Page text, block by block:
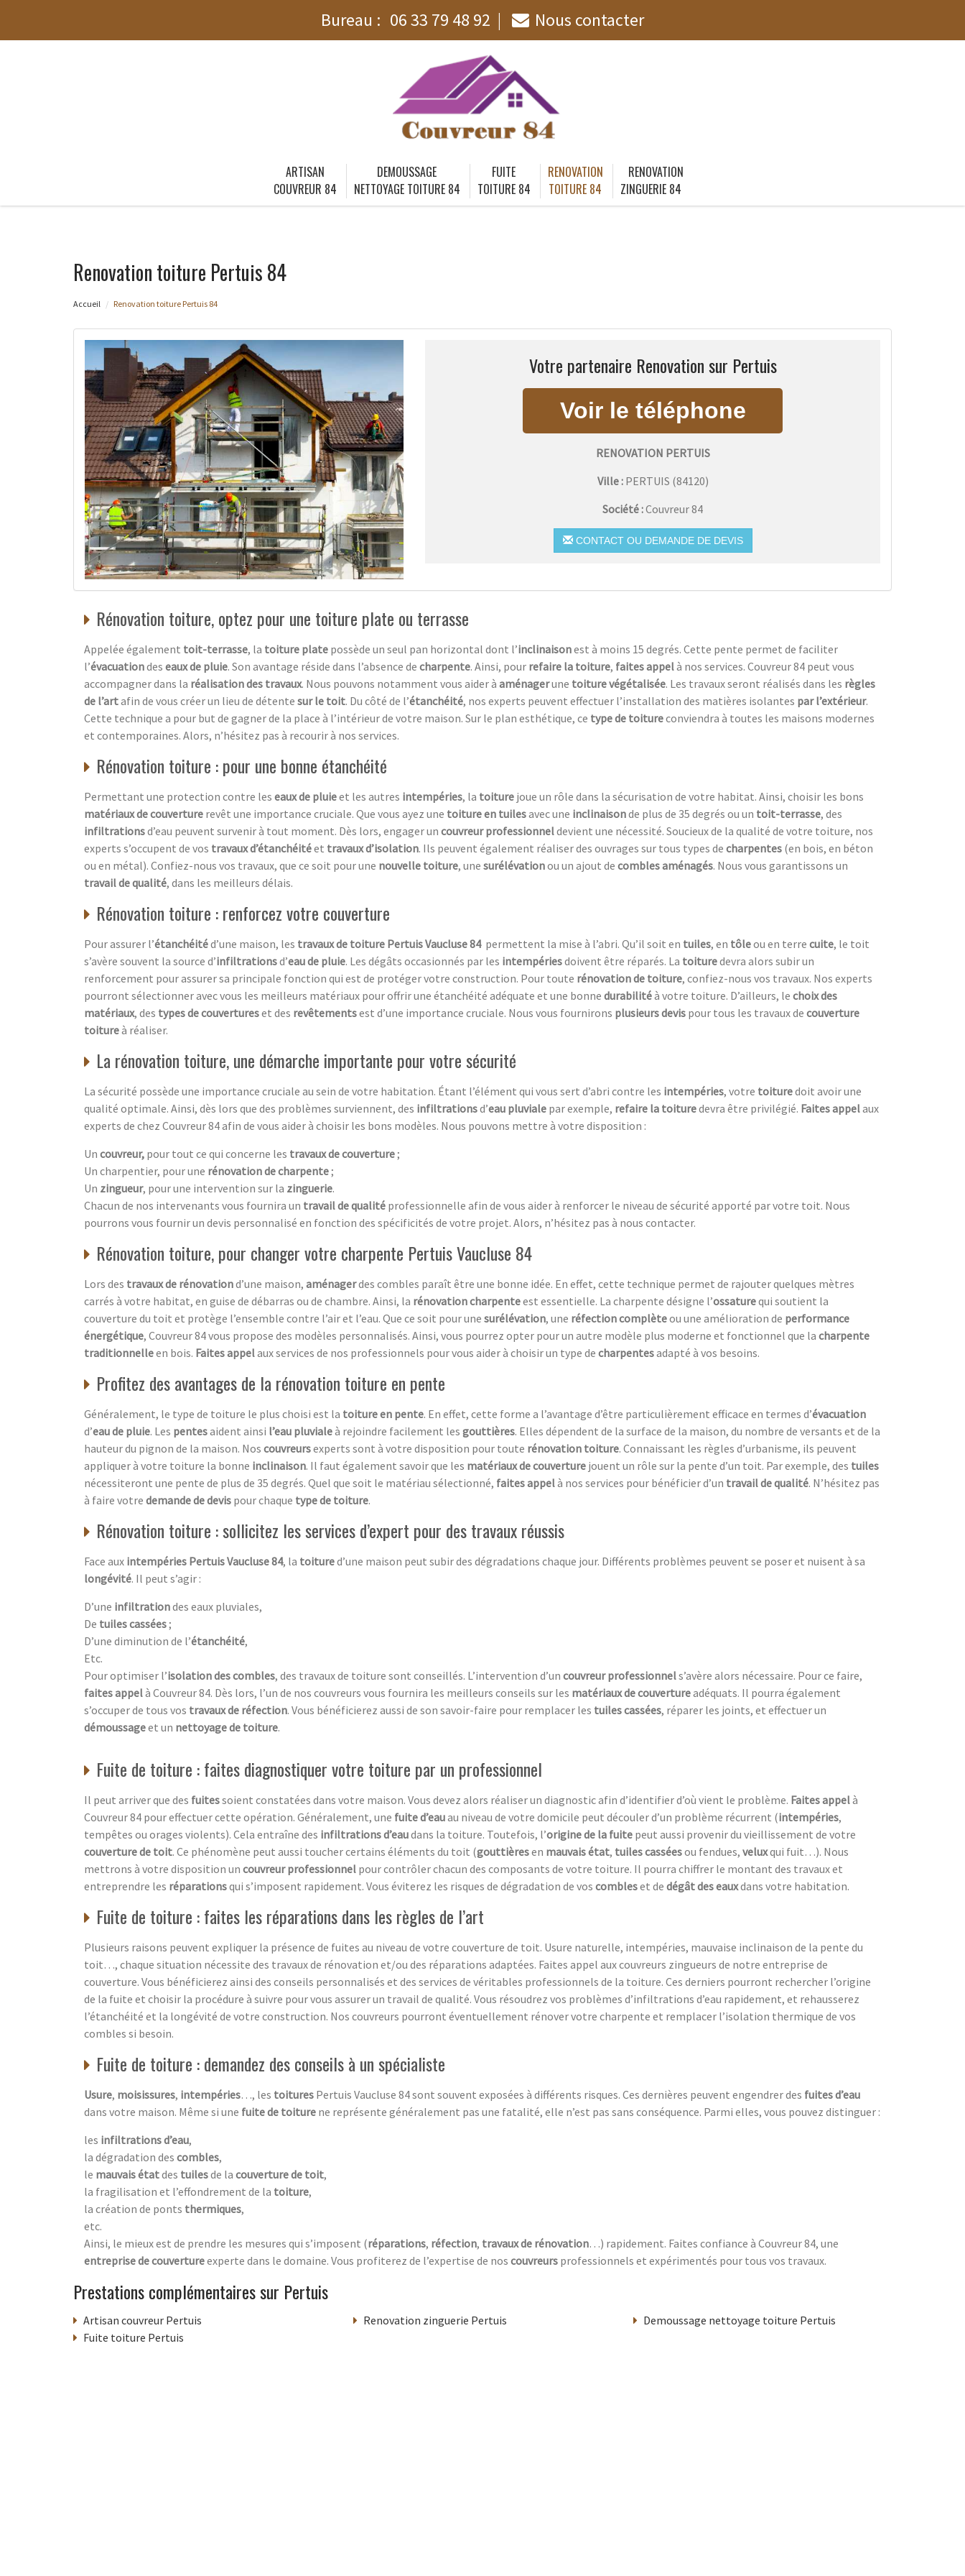
Bureau : 06 33 79 48 92 Nous contacter
ARTISAN
COUVREUR 84
DEMOUSSAGE
NETTOYAGE TOITURE 84
FUITE
TOITURE 84
RENOVATION
TOITURE 84
RENOVATION
ZINGUERIE 84
Renovation toiture Pertuis 84
Accueil Renovation toiture Pertuis 84
Votre partenaire Renovation sur Pertuis
RENOVATION PERTUIS
Ville : PERTUIS (84120)
Société :Couvreur 84
CONTACT OU DEMANDE DE DEVIS
Rénovation toiture, optez pour une toiture plate ou terrasse
Appelée également toit-terrasse, la toiture plate possède un seul pan horizontal dont l’inclinaisonest à moins 15 degrés. Cette pente permet de faciliter
l’évacuationdes eaux de pluie. Son avantage réside dans l’absence de charpente. Ainsi, pour refaire la toiture, faites appelà nos services. Couvreur 84 peut vous
accompagner dans la réalisation des travaux. Nous pouvons notamment vous aider à aménagerune toiture végétalisée. Les travaux seront réalisés dans les règles
de l’artafin de vous créer un lieu de détente sur le toit. Du côté de l’étanchéité, nos experts peuvent effectuer l’installation des matières isolantes par l’extérieur.
Cette technique a pour but de gagner de la place à l’intérieur de votre maison. Sur le plan esthétique, ce type de toitureconviendra à toutes les maisons modernes
et contemporaines. Alors, n’hésitez pas à recourir à nos services.
Rénovation toiture : pour une bonne étanchéité
Permettant une protection contre les eaux de pluieet les autres intempéries, la toiture joue un rôle dans la sécurisation de votre habitat. Ainsi, choisir les bons
matériaux de couverture revêt une importance cruciale. Que vous ayez une toiture en tuilesavec une inclinaisonde plus de 35 degrés ou un toit-terrasse, des
infiltrationsd’eau peuvent survenir à tout moment. Dès lors, engager un couvreur professionneldevient une nécessité. Soucieux de la qualité de votre toiture, nos
experts s’occupent de vos travaux d’étanchéitéet travaux d’isolation. Ils peuvent également réaliser des ouvrages sur tous types de charpentes (en bois, en béton
ou en métal). Confiez-nous vos travaux, que ce soit pour une nouvelle toiture, une surélévationou un ajout de combles aménagés. Nous vous garantissons un
travail de qualité, dans les meilleurs délais.
Rénovation toiture : renforcez votre couverture
Pour assurer l’étanchéitéd’une maison, les travaux de toiture Pertuis Vaucluse 84 permettent la mise à l’abri. Qu’il soit en tuiles, en tôleou en terre cuite, le toit
s’avère souvent la source d’infiltrationsd’eau de pluie. Les dégâts occasionnés par les intempériesdoivent être réparés. La toituredevra alors subir un
renforcement pour assurer sa principale fonction qui est de protéger votre construction. Pour toute rénovation de toiture, confiez-nous vos travaux. Nos experts
pourront sélectionner avec vous les meilleurs matériaux pour offrir une étanchéité adéquate et une bonne durabilitéà votre toiture. D’ailleurs, le choix des
matériaux, des types de couvertureset des revêtementsest d’une importance cruciale. Nous vous fournirons plusieurs devis pour tous les travaux de couverture
toitureà réaliser.
La rénovation toiture, une démarche importante pour votre sécurité
La sécurité possède une importance cruciale au sein de votre habitation. Étant l’élément qui vous sert d’abri contre les intempéries, votre toituredoit avoir une
qualité optimale. Ainsi, dès lors que des problèmes surviennent, des infiltrationsd’eau pluviale par exemple, refaire la toituredevra être privilégié. Faites appelaux
experts de chez Couvreur 84 afin de vous aider à choisir les bons modèles. Nous pouvons mettre à votre disposition :
Un couvreur, pour tout ce qui concerne les travaux de couverture ;
Un charpentier, pour une rénovation de charpente ;
Un zingueur, pour une intervention sur la zinguerie.
Chacun de nos intervenants vous fournira un travail de qualité professionnelle afin de vous aider à renforcer le niveau de sécurité apporté par votre toit. Nous
pourrons vous fournir un devis personnalisé en fonction des spécificités de votre projet. Alors, n’hésitez pas à nous contacter.
Rénovation toiture, pour changer votre charpente Pertuis Vaucluse 84
Lors des travaux de rénovationd’une maison, aménagerdes combles paraît être une bonne idée. En effet, cette technique permet de rajouter quelques mètres
carrés à votre habitat, en guise de débarras ou de chambre. Ainsi, la rénovation charpenteest essentielle. La charpente désigne l’ossaturequi soutient la
couverture du toit et protège l’ensemble contre l’air et l’eau. Que ce soit pour une surélévation, une réfection complèteou une amélioration de performance
énergétique, Couvreur 84 vous propose des modèles personnalisés. Ainsi, vous pourrez opter pour un autre modèle plus moderne et fonctionnel que la charpente
traditionnelleen bois. Faites appelaux services de nos professionnels pour vous aider à choisir un type de charpentesadapté à vos besoins.
Profitez des avantages de la rénovation toiture en pente
Généralement, le type de toiture le plus choisi est la toiture en pente. En effet, cette forme a l’avantage d’être particulièrement efficace en termes d’évacuation
d’eau de pluie. Les pentesaident ainsi l’eau pluvialeà rejoindre facilement les gouttières. Elles dépendent de la surface de la maison, du nombre de versants et de la
hauteur du pignon de la maison. Nos couvreursexperts sont à votre disposition pour toute rénovation toiture. Connaissant les règles d’urbanisme, ils peuvent
appliquer à votre toiture la bonne inclinaison. Il faut également savoir que les matériaux de couverture jouent un rôle sur la pente d’un toit. Par exemple, des tuiles
nécessiteront une pente de plus de 35 degrés. Quel que soit le matériau sélectionné, faites appelà nos services pour bénéficier d’un travail de qualité. N’hésitez pas
à faire votre demande de devis pour chaque type de toiture.
Rénovation toiture : sollicitez les services d’expert pour des travaux réussis
Face aux intempéries Pertuis Vaucluse 84, la toitured’une maison peut subir des dégradations chaque jour. Différents problèmes peuvent se poser et nuisent à sa
longévité. Il peut s’agir :
D’une infiltrationdes eaux pluviales,
De tuiles cassées ;
D’une diminution de l’étanchéité,
Etc.
Pour optimiser l’isolation des combles, des travaux de toiture sont conseillés. L’intervention d’un couvreur professionnels’avère alors nécessaire. Pour ce faire,
faites appelà Couvreur 84. Dès lors, l’un de nos couvreurs vous fournira les meilleurs conseils sur les matériaux de couvertureadéquats. Il pourra également
s’occuper de tous vos travaux de réfection. Vous bénéficierez aussi de son savoir-faire pour remplacer les tuiles cassées, réparer les joints, et effectuer un
démoussageet un nettoyage de toiture.
Fuite de toiture : faites diagnostiquer votre toiture par un professionnel
Il peut arriver que des fuitessoient constatées dans votre maison. Vous devez alors réaliser un diagnostic afin d’identifier d’où vient le problème. Faites appelà
Couvreur 84 pour effectuer cette opération. Généralement, une fuite d’eauau niveau de votre domicile peut découler d’un problème récurrent (intempéries,
tempêtes ou orages violents). Cela entraîne des infiltrations d’eaudans la toiture. Toutefois, l’origine de la fuite peut aussi provenir du vieillissement de votre
couverture de toit. Ce phénomène peut aussi toucher certains éléments du toit (gouttièresen mauvais état, tuiles casséesou fendues, veluxqui fuit…). Nous
mettrons à votre disposition un couvreur professionnel pour contrôler chacun des composants de votre toiture. Il pourra chiffrer le montant des travaux et
entreprendre les réparationsqui s’imposent rapidement. Vous éviterez les risques de dégradation de vos combleset de dégât des eauxdans votre habitation.
Fuite de toiture : faites les réparations dans les règles de l’art
Plusieurs raisons peuvent expliquer la présence de fuites au niveau de votre couverture de toit. Usure naturelle, intempéries, mauvaise inclinaison de la pente du
toit…, chaque situation nécessite des travaux de rénovation et/ou des réparations adaptées. Faites appel aux couvreurs zingueurs de notre entreprise de
couverture. Vous bénéficierez ainsi des conseils personnalisés et des services de véritables professionnels de la toiture. Ces derniers pourront rechercher l’origine
de la fuite et choisir la procédure à suivre pour vous assurer un travail de qualité. Vous résoudrez vos problèmes d’infiltrations d’eau rapidement, et rehausserez
l’étanchéité et la longévité de votre construction. Nos couvreurs pourront éventuellement rénover votre charpente et remplacer l’isolation thermique de vos
combles si besoin.
Fuite de toiture : demandez des conseils à un spécialiste
Usure, moisissures, intempéries…, les toitures Pertuis Vaucluse 84 sont souvent exposées à différents risques. Ces dernières peuvent engendrer des fuites d’eau
dans votre maison. Même si une fuite de toiture ne représente généralement pas une fatalité, elle n’est pas sans conséquence. Parmi elles, vous pouvez distinguer :
les infiltrations d’eau,
la dégradation des combles,
le mauvais étatdes tuilesde la couverture de toit,
la fragilisation et l’effondrement de la toiture,
la création de ponts thermiques,
etc.
Ainsi, le mieux est de prendre les mesures qui s’imposent (réparations, réfection, travaux de rénovation…) rapidement. Faites confiance à Couvreur 84, une
entreprise de couvertureexperte dans le domaine. Vous profiterez de l’expertise de nos couvreurs professionnels et expérimentés pour tous vos travaux.
Prestations complémentaires sur Pertuis
Artisan couvreur Pertuis
Fuite toiture Pertuis
Renovation zinguerie Pertuis Demoussage nettoyage toiture Pertuis